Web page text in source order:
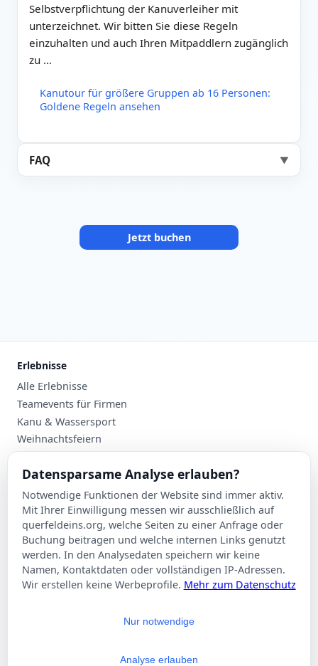
Selbstverpflichtung der Kanuverleiher mit
unterzeichnet. Wir bitten Sie diese Regeln
einzuhalten und auch Ihren Mitpaddlern zugänglich
zu …
Kanutour für größere Gruppen ab 16 Personen:
Goldene Regeln ansehen
FAQ ▼
Jetzt buchen
Erlebnisse
Alle Erlebnisse
Teamevents für Firmen
Kanu & Wassersport
Weihnachtsfeiern
Planung
Events nach Stadt
Suche
Kontakt
Über Querfeldeins
Rechtliches
Impressum
Datensparsame Analyse erlauben?
Notwendige Funktionen der Website sind immer aktiv.
Mit Ihrer Einwilligung messen wir ausschließlich auf
querfeldeins.org, welche Seiten zu einer Anfrage oder
Buchung beitragen und welche internen Links genutzt
werden. In den Analysedaten speichern wir keine
Namen, Kontaktdaten oder vollständigen IP-Adressen.
Wir erstellen keine Werbeprofile. Mehr zum Datenschutz
Nur notwendige
Analyse erlauben